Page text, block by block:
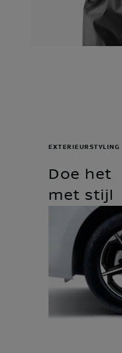
Doe het
met stijl
EXTERIEURSTYLING